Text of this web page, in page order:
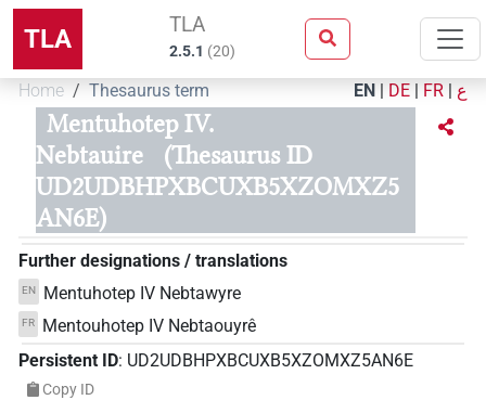
TLA TLA
2.5.1 (20)
Home Thesaurus term EN | DE | FR | ع
Mentuhotep IV.
Nebtauire
(Thesaurus ID
UD2UDBHPXBCUXB5XZOMXZ5
AN6E)
Further designations / translations
EN Mentuhotep IV Nebtawyre
FR
Mentouhotep IV Nebtaouyrê
Persistent ID: UD2UDBHPXBCUXB5XZOMXZ5AN6E
Copy ID